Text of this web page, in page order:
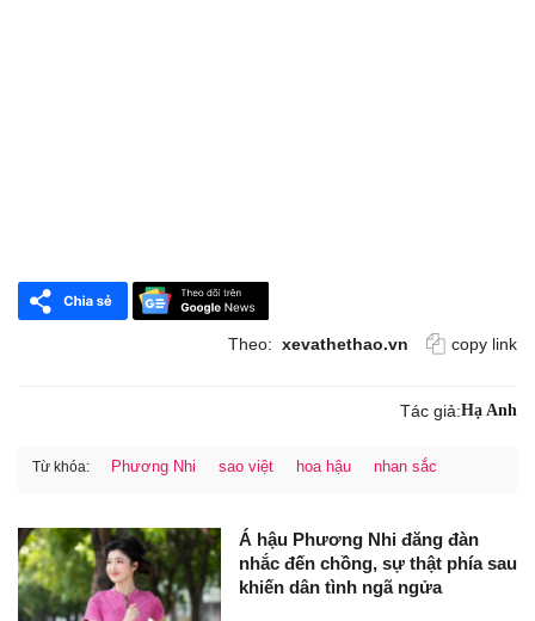
Theo: xevathethao.vn copy link
Tác giả:Hạ Anh
Từ khóa: Phương Nhi sao việt hoa hậu nhan sắc
Á hậu Phương Nhi đăng đàn
nhắc đến chồng, sự thật phía sau
khiến dân tình ngã ngửa